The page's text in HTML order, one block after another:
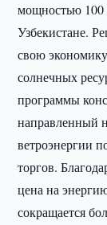
мощностью 100
Узбекистане.
свою
солнечных
программы
направленный
ветроэнергии
торгов.
цена на
сокращается